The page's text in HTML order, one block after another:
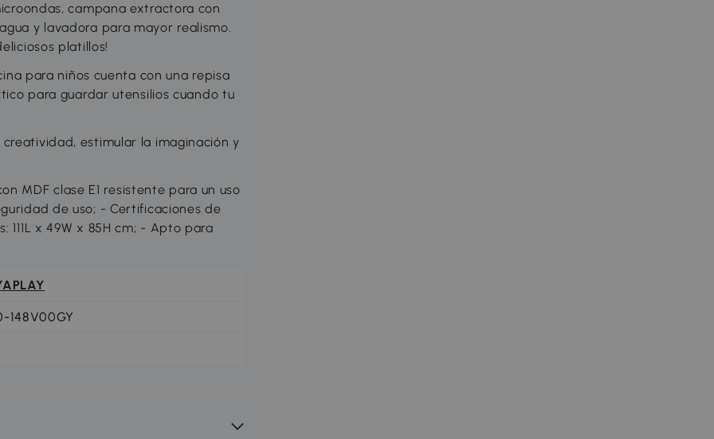
campana extractora con
y lavadora para mayor realismo.
platillos!
para niños cuenta con una repisa
para guardar utensilios cuando tu
creatividad, estimular la imaginación y
MDF clase E1 resistente para un uso
de uso; - Certificaciones de
111L x 49W x 85H cm; - Apto para
148V00GY